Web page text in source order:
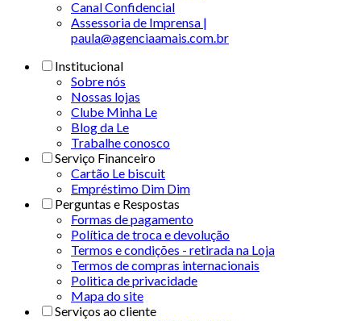
Canal Confidencial
Assessoria de Imprensa |
paula@agenciaamais.com.br
Institucional
Sobre nós
Nossas lojas
Clube Minha Le
Blog da Le
Trabalhe conosco
Serviço Financeiro
Cartão Le biscuit
Empréstimo Dim Dim
Perguntas e Respostas
Formas de pagamento
Política de troca e devolução
Termos e condições - retirada na Loja
Termos de compras internacionais
Politica de privacidade
Mapa do site
Serviços ao cliente